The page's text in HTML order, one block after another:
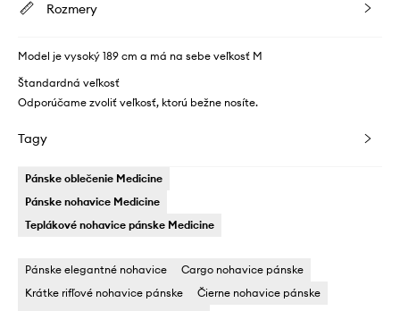
Rozmery
Model je vysoký 189 cm a má na sebe veľkosť M
Štandardná veľkosť
Odporúčame zvoliť veľkosť, ktorú bežne nosíte.
Tagy
Pánske oblečenie Medicine
Pánske nohavice Medicine
Teplákové nohavice pánske Medicine
Pánske elegantné nohavice
Cargo nohavice pánske
Krátke rifľové nohavice pánske
Čierne nohavice pánske